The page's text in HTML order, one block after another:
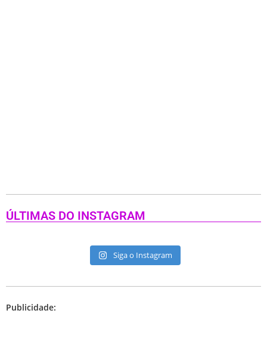
ÚLTIMAS DO INSTAGRAM
Siga o Instagram
Publicidade: